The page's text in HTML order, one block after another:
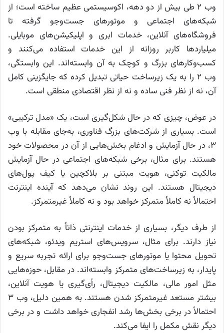
وب ۲ طی بیش از دو دهه، اکوسیستمی عظیم ساخته است؛ از
شبکه‌های اجتماعی و موتورهای جست‌وجو گرفته تا
فروشگاه‌های آنلاین، خدمات ابری و اپلیکیشن‌های موبایلی.
میلیاردها کاربر روزانه از این خدمات استفاده می‌کنند و
کسب‌وکارهای بزرگ و کوچک به آن وابسته‌اند. این وابستگی،
وب ۲ را به یک زیرساخت حیاتی تبدیل کرده که جایگزینی کامل
آن، نه از نظر فنی ساده و نه از نظر اقتصادی منطقی است.
در عوض، چیزی که در حال شکل‌گیری است، یک «مدل ترکیبی»
است. بسیاری از شرکت‌های بزرگ فناوری، به‌جای مقابله با وب
۳، در حال آزمایش و ادغام بخش‌هایی از آن در محصولات خود
هستند. برای مثال، برخی شبکه‌های اجتماعی در حال آزمایش
مالکیت توکنی، هویت مبتنی بر بلاکچین یا کیف پول‌های
دیجیتال هستند. این روند نشان می‌دهد که آینده اینترنت
احتمالاً نه کاملاً متمرکز خواهد بود و نه کاملاً غیرمتمرکز.
از طرف دیگر، بسیاری از خدمات اینترنتی ذاتاً به متمرکز بودن
نیاز دارند. برای مثال، سرویس‌های استریم ویدئو، شبکه‌های
تحویل محتوا یا موتورهای جست‌وجو برای ارائه تجربه سریع و
پایدار، به زیرساخت‌های متمرکز وابسته‌اند. در مقابل، حوزه‌هایی
مثل امور مالی، مالکیت دیجیتال، رأی‌گیری یا هویت آنلاین،
بیشتر مستعد غیرمتمرکز شدن هستند. به همین دلیل، وب ۳
احتمالاً در برخی بخش‌ها رشد انفجاری خواهد داشت و در برخی
دیگر نقش مکمل را ایفا می‌کند.